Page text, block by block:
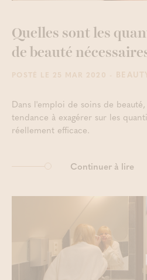
Quelles sont les
de beauté
POSTÉ LE 25 MAR 2020 -
Dans l'emploi de soins de
tendance à exagérer sur les
réellement efficace.
Continuer à lire